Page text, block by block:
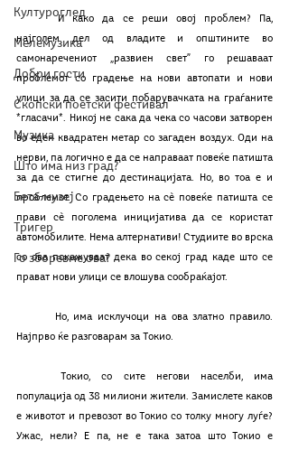
Културоглед
Мелемузика
Добри гости
Скопски поетски фестивал
Музика
Што има низ град?
Бета-музеј
Тригер
Го зборевме ова?
	И како да се реши овој проблем? Па,
најголем дел од владите и општините во
самонаречениот „развиен свет” го решаваат
проблемот со градење на нови автопати и нови
улици за да се засити побарувачката на граѓаните
*гласачи*. Никој не сака да чека со часови затворен
во еден квадратен метар со загаден воздух. Оди на
нерви, па логично е да се направаат повеќе патишта
за да се стигне до дестинацијата. Но, во тоа е и
проблемот. Со градењето на сѐ повеќе патишта се
прави сѐ поголема иницијатива да се користат
автомобилите. Нема алтернативи! Студиите во врска
со ова покажуваат дека во секој град каде што се
прават нови улици се влошува сообраќајот.
Најпрво ќе разговарам за Токио.
	Токио, со сите негови населби, има
популација од 38 милиони жители. Замислете каков
е животот и превозот во Токио со толку многу луѓе?
Ужас, нели? Е па, не е така затоа што Токио е